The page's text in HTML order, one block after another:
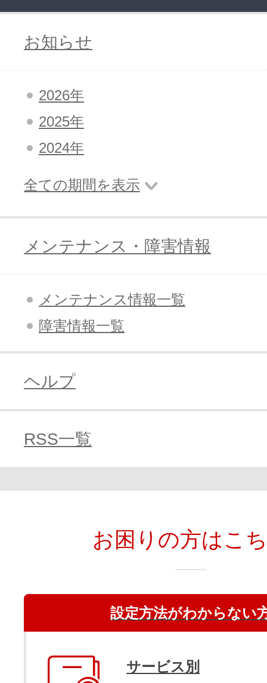
お知らせ
2026年
2025年
2024年
全ての期間を表示
メンテナンス・障害情報
メンテナンス情報一覧
障害情報一覧
ヘルプ
RSS一覧
お困りの方はこ
設定方法がわからない
サービス別